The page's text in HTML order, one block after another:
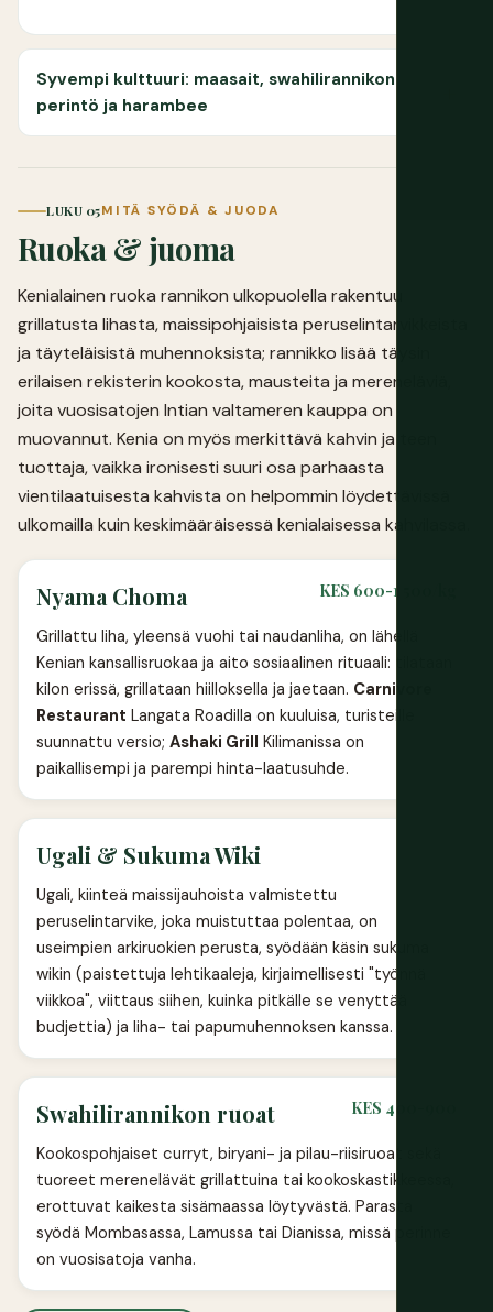
Syvempi kulttuuri: maasait, swahilirannikon
perintö ja harambee
LUKU 05MITÄ SYÖDÄ & JUODA
Ruoka & juoma
Kenialainen ruoka rannikon ulkopuolella rakentuu
grillatusta lihasta, maissipohjaisista peruselintarvikkeista
ja täyteläisistä muhennoksista; rannikko lisää täysin
erilaisen rekisterin kookosta, mausteita ja mereneläviä,
joita vuosisatojen Intian valtameren kauppa on
muovannut. Kenia on myös merkittävä kahvin ja teen
tuottaja, vaikka ironisesti suuri osa parhaasta
vientilaatuisesta kahvista on helpommin löydettävissä
ulkomailla kuin keskimääräisessä kenialaisessa kahvilassa.
Nyama Choma KES 600-1 500/kg
Grillattu liha, yleensä vuohi tai naudanliha, on lähellä
Kenian kansallisruokaa ja aito sosiaalinen rituaali: tilataan
kilon erissä, grillataan hiilloksella ja jaetaan. Carnivore
Restaurant Langata Roadilla on kuuluisa, turisteille
suunnattu versio; Ashaki Grill Kilimanissa on
paikallisempi ja parempi hinta-laatusuhde.
Ugali & Sukuma Wiki
Ugali, kiinteä maissijauhoista valmistettu
peruselintarvike, joka muistuttaa polentaa, on
useimpien arkiruokien perusta, syödään käsin sukuma
wikin (paistettuja lehtikaaleja, kirjaimellisesti "työnnä
viikkoa", viittaus siihen, kuinka pitkälle se venyttää
budjettia) ja liha- tai papumuhennoksen kanssa.
Swahilirannikon ruoat KES 400-900
Kookospohjaiset curryt, biryani- ja pilau-riisiruoat sekä
tuoreet merenelävät grillattuina tai kookoskastikkeessa,
erottuvat kaikesta sisämaassa löytyvästä. Parasta
syödä Mombasassa, Lamussa tai Dianissa, missä perinne
on vuosisatoja vanha.